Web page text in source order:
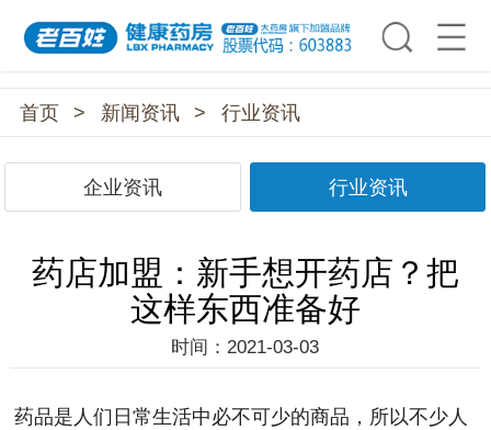
首页 > 新闻资讯 > 行业资讯
企业资讯 行业资讯
药店加盟：新手想开药店？把
这样东西准备好
时间：2021-03-03
药品是人们日常生活中必不可少的商品，所以不少人